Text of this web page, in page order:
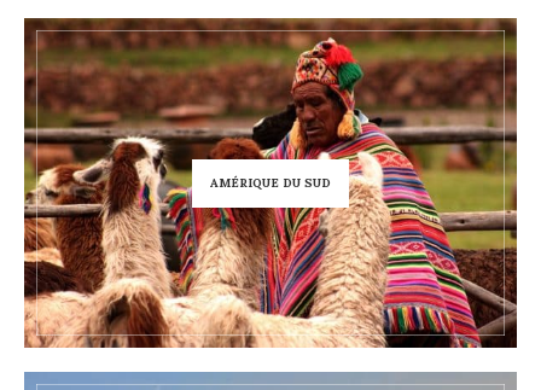
AMÉRIQUE DU SUD